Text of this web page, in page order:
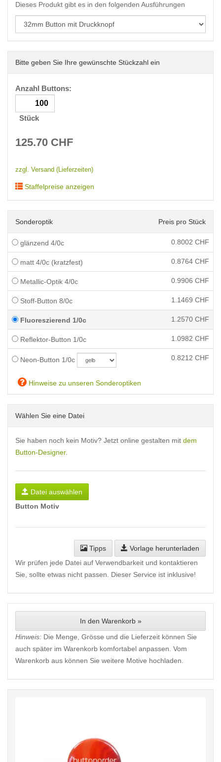
Dieses Produkt gibt es in den folgenden Ausführungen
Bitte geben Sie Ihre gewünschte Stückzahl ein
Anzahl Buttons:
Stück
125.70 CHF
zzgl. Versand (Lieferzeiten)
Staffelpreise anzeigen
Sonderoptik Preis pro Stück
glänzend 4/0c 0.8002 CHF
matt 4/0c (kratzfest) 0.8764 CHF
Metallic-Optik 4/0c 0.9906 CHF
Stoff-Button 8/0c 1.1469 CHF
Fluoreszierend 1/0c 1.2570 CHF
Reflektor-Button 1/0c 1.0982 CHF
Neon-Button 1/0c 0.8212 CHF
Hinweise zu unseren Sonderoptiken
Wählen Sie eine Datei
Sie haben noch kein Motiv? Jetzt online gestalten mit dem
Button-Designer.
Datei auswählen
Button Motiv
Tipps
Vorlage herunterladen
Wir prüfen jede Datei auf Verwendbarkeit und kontaktieren
Sie, sollte etwas nicht passen. Dieser Service ist inklusive!
In den Warenkorb »
Hinweis: Die Menge, Grösse und die Lieferzeit können Sie
auch später im Warenkorb komfortabel anpassen. Vom
Warenkorb aus können Sie weitere Motive hochladen.